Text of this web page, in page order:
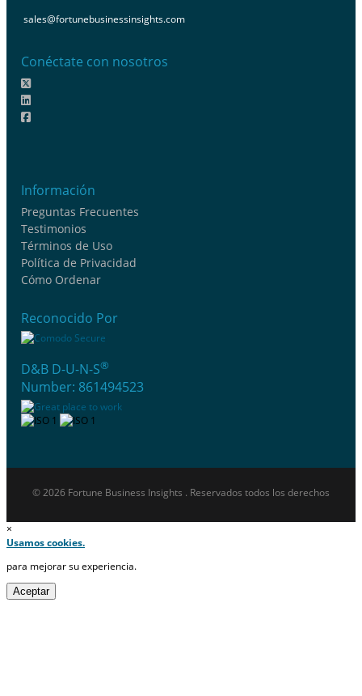
sales@fortunebusinessinsights.com
Conéctate con nosotros
Información
Preguntas Frecuentes
Testimonios
Términos de Uso
Política de Privacidad
Cómo Ordenar
Reconocido Por
D&B D-U-N-S®
Number: 861494523
© 2026 Fortune Business Insights . Reservados todos los derechos
×
Usamos cookies.
para mejorar su experiencia.
Aceptar